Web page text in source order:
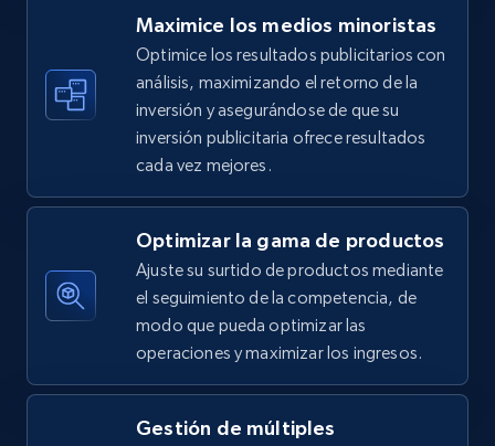
TikTok Shop - Collect TikTok shop products
by keywords search
URL, Title, Available, Description, Currency, Initial
price, Final price, Discount percent, and more.
Comenzar ahora
TikTok Shop - discover records by shop url
URL, Title, Available, Description, Currency, Initial
price, Final price, Discount percent, and more.
Maximice los medios minoristas
Optimice los resultados publicitarios con
análisis, maximizando el retorno de la
inversión y asegurándose de que su
inversión publicitaria ofrece resultados
cada vez mejores.
Optimizar la gama de productos
Ajuste su surtido de productos mediante
el seguimiento de la competencia, de
modo que pueda optimizar las
operaciones y maximizar los ingresos.
Gestión de múltiples